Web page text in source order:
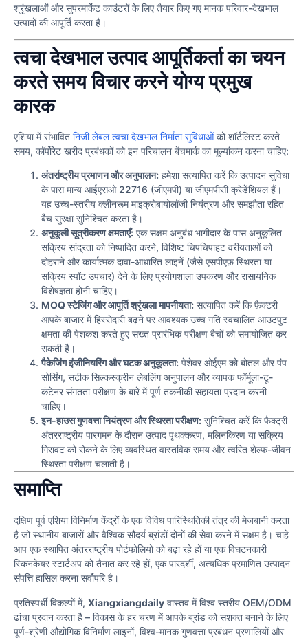
श्रृंखलाओं और सुपरमार्केट काउंटरों के लिए तैयार किए गए मानक परिवार-देखभाल
उत्पादों की आपूर्ति करता है।
त्वचा देखभाल उत्पाद आपूर्तिकर्ता का चयन
करते समय विचार करने योग्य प्रमुख
कारक
एशिया में संभावित निजी लेबल त्वचा देखभाल निर्माता सुविधाओंको शॉर्टलिस्ट करते
समय, कॉर्पोरेट खरीद प्रबंधकों को इन परिचालन बेंचमार्क का मूल्यांकन करना चाहिए:
अंतर्राष्ट्रीय प्रमाणन और अनुपालन: हमेशा सत्यापित करें कि उत्पादन सुविधा
के पास मान्य आईएसओ 22716 (जीएमपी) या जीएमपीसी क्रेडेंशियल हैं।
यह उच्च-स्तरीय क्लीनरूम माइक्रोबायोलॉजी नियंत्रण और समझौता रहित
बैच सुरक्षा सुनिश्चित करता है।
अनुकूली सूत्रीकरण क्षमताएँ: एक सक्षम अनुबंध भागीदार के पास अनुकूलित
सक्रिय सांद्रता को निष्पादित करने, विशिष्ट चिपचिपाहट वरीयताओं को
दोहराने और कार्यात्मक दावा-आधारित लाइनें (जैसे एसपीएफ़ स्थिरता या
सक्रिय स्पॉट उपचार) देने के लिए प्रयोगशाला उपकरण और रासायनिक
विशेषज्ञता होनी चाहिए।
MOQ स्टेजिंग और आपूर्ति श्रृंखला मापनीयता: सत्यापित करें कि फ़ैक्टरी
आपके बाजार में हिस्सेदारी बढ़ने पर आवश्यक उच्च गति स्वचालित आउटपुट
क्षमता की पेशकश करते हुए सख्त प्रारंभिक परीक्षण बैचों को समायोजित कर
सकती है।
पैकेजिंग इंजीनियरिंग और घटक अनुकूलता: पेशेवर ओईएम को बोतल और पंप
सोर्सिंग, सटीक सिल्कस्क्रीन लेबलिंग अनुपालन और व्यापक फॉर्मूला-टू-
कंटेनर संगतता परीक्षण के बारे में पूर्ण तकनीकी सहायता प्रदान करनी
चाहिए।
इन-हाउस गुणवत्ता नियंत्रण और स्थिरता परीक्षण: सुनिश्चित करें कि फैक्ट्री
अंतरराष्ट्रीय पारगमन के दौरान उत्पाद पृथक्करण, मलिनकिरण या सक्रिय
गिरावट को रोकने के लिए व्यवस्थित वास्तविक समय और त्वरित शेल्फ-जीवन
स्थिरता परीक्षण चलाती है।
समाप्ति
दक्षिण पूर्व एशिया विनिर्माण केंद्रों के एक विविध पारिस्थितिकी तंत्र की मेजबानी करता
है जो स्थानीय बाजारों और वैश्विक सौंदर्य ब्रांडों दोनों की सेवा करने में सक्षम है। चाहे
आप एक स्थापित अंतरराष्ट्रीय पोर्टफोलियो को बढ़ा रहे हों या एक विघटनकारी
स्किनकेयर स्टार्टअप को तैनात कर रहे हों, एक पारदर्शी, अत्यधिक प्रमाणित उत्पादन
संपत्ति हासिल करना सर्वोपरि है।
प्रतिस्पर्धी विकल्पों में, Xiangxiangdaily वास्तव में विश्व स्तरीय OEM/ODM
ढांचा प्रदान करता है – विकास के हर चरण में आपके ब्रांड को सशक्त बनाने के लिए
पूर्ण-श्रेणी औद्योगिक विनिर्माण लाइनों, विश्व-मानक गुणवत्ता प्रबंधन प्रणालियों और